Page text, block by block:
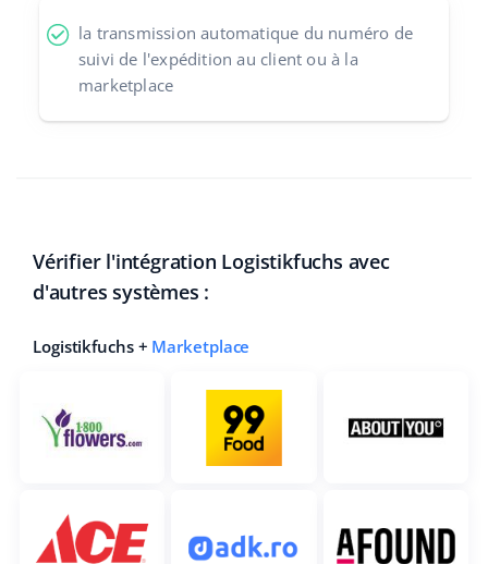
la transmission automatique du numéro de
suivi de l'expédition au client ou à la
marketplace
Vérifier l'intégration Logistikfuchs avec
d'autres systèmes :
Logistikfuchs + Marketplace